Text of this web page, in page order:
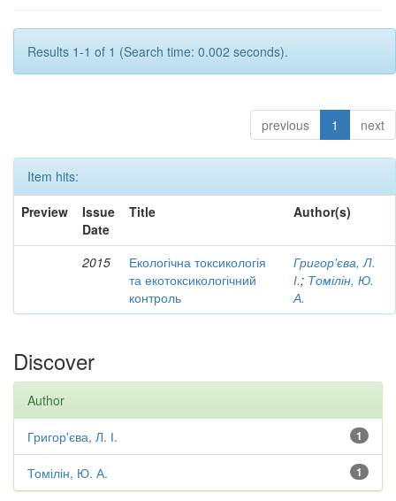
Results 1-1 of 1 (Search time: 0.002 seconds).
previous 1 next
Item hits:
Preview
Issue
Date
Title Author(s)
2015
Екологічна токсикологія
та екотоксикологічний
контроль
Григор'єва, Л.
І.; Томілін, Ю.
А.
Discover
Author
1
Григор'єва, Л. І.
1
Томілін, Ю. А.